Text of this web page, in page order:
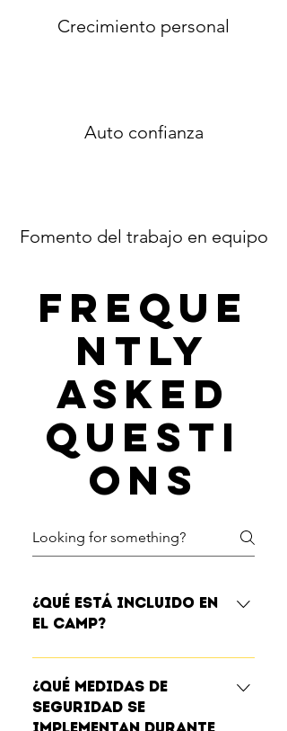
Crecimiento personal
Auto confianza
Fomento del trabajo en equipo
Freque
ntly
asked
questi
ons
¿Qué está incluido en
el camp?
Además de las actividades diarias
y juegos, el camp incluye
transporte, todo el equipo
necesario y un pequeño snack
¿Qué medidas de
seguridad se
implementan durante